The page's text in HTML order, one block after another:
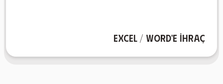
Excel / Word'e İhraç
Flashcard'larınızı gittiğiniz her yere götürün!